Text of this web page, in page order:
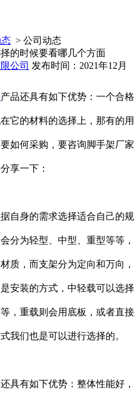
> 公司动态
的时候要看哪几个方面
公司 发布时间：2021年12月
产品还具有如下优势：一个合格
它的材料的选择上，那有的用
如何采购，要咨询脚手架厂家
享一下：
身的需求选择适合自己的规
分为轻型、中型、重型等等，
质，而支架分为定向和万向，
安装的方式，中轻载可以选择
，重载则会用底板，或者直接
我们也是可以进行选择的。
有如下优势：整体性能好，